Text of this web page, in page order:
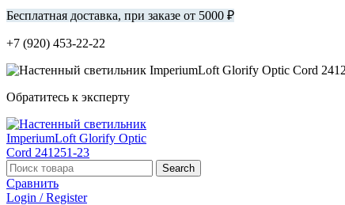
Бесплатная доставка, при заказе от 5000 ₽
+7 (920) 453-22-22
Обратитесь к эксперту
Search
Сравнить
Login / Register